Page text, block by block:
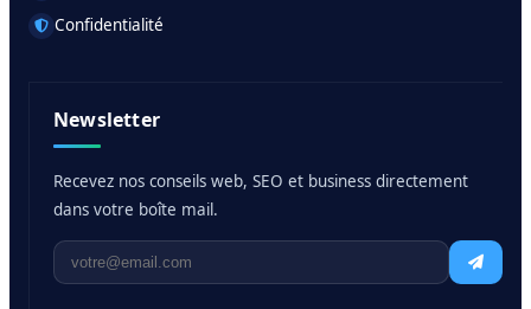
Confidentialité
Newsletter
Recevez nos conseils web, SEO et business directement
dans votre boîte mail.